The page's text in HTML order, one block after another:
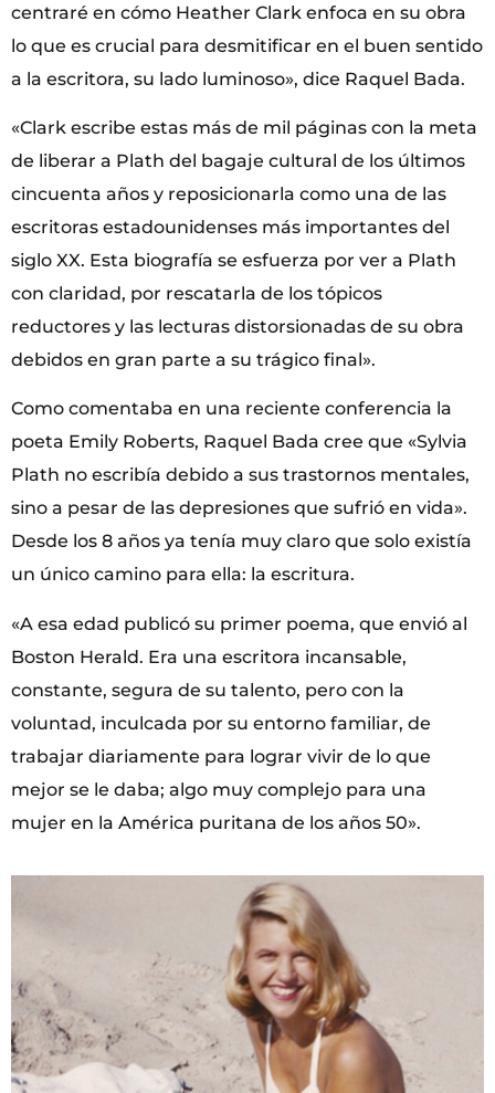
centraré en cómo Heather Clark enfoca en su obra
lo que es crucial para desmitificar en el buen sentido
a la escritora, su lado luminoso», dice Raquel Bada.
«Clark escribe estas más de mil páginas con la meta
de liberar a Plath del bagaje cultural de los últimos
cincuenta años y reposicionarla como una de las
escritoras estadounidenses más importantes del
siglo XX. Esta biografía se esfuerza por ver a Plath
con claridad, por rescatarla de los tópicos
reductores y las lecturas distorsionadas de su obra
debidos en gran parte a su trágico final».
Como comentaba en una reciente conferencia la
poeta Emily Roberts, Raquel Bada cree que «Sylvia
Plath no escribía debido a sus trastornos mentales,
sino a pesar de las depresiones que sufrió en vida».
Desde los 8 años ya tenía muy claro que solo existía
un único camino para ella: la escritura.
«A esa edad publicó su primer poema, que envió al
Boston Herald. Era una escritora incansable,
constante, segura de su talento, pero con la
voluntad, inculcada por su entorno familiar, de
trabajar diariamente para lograr vivir de lo que
mejor se le daba; algo muy complejo para una
mujer en la América puritana de los años 50».